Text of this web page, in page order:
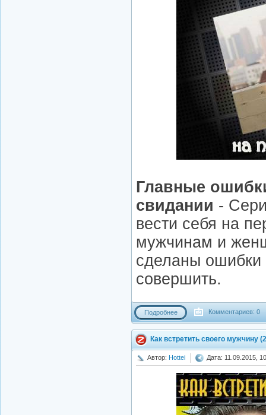
Главные
свидании -
вести себя на
мужчинам и
сделаны ошибки
совершить.
Подробнее Комментариев: 0
Как встретить своего мужчину
Автор: Hottei Дата: 11.09.2015,